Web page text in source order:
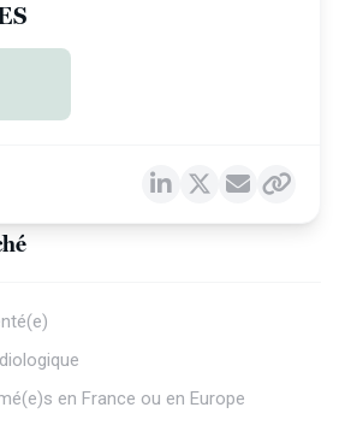
en France ou en Europe